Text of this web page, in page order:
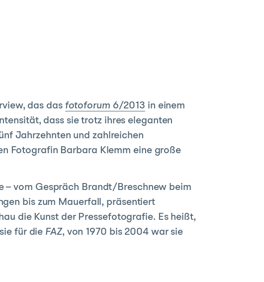
das das fotoforum 6/2013 in einem
dass sie trotz ihres eleganten
Jahrzehnten und zahlreichen
Fotografin Barbara Klemm eine große
– vom Gespräch Brandt/Breschnew beim
bis zum Mauerfall, präsentiert
die Kunst der Pressefotografie. Es heißt,
für die FAZ, von 1970 bis 2004 war sie